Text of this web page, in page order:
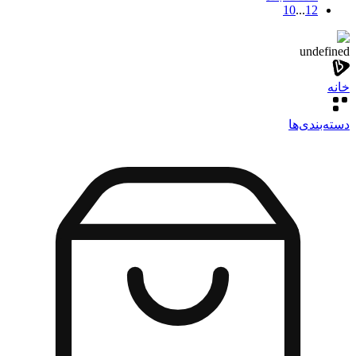
12
...
10
undefined
خانه
دسته‌بندی‌‌ها